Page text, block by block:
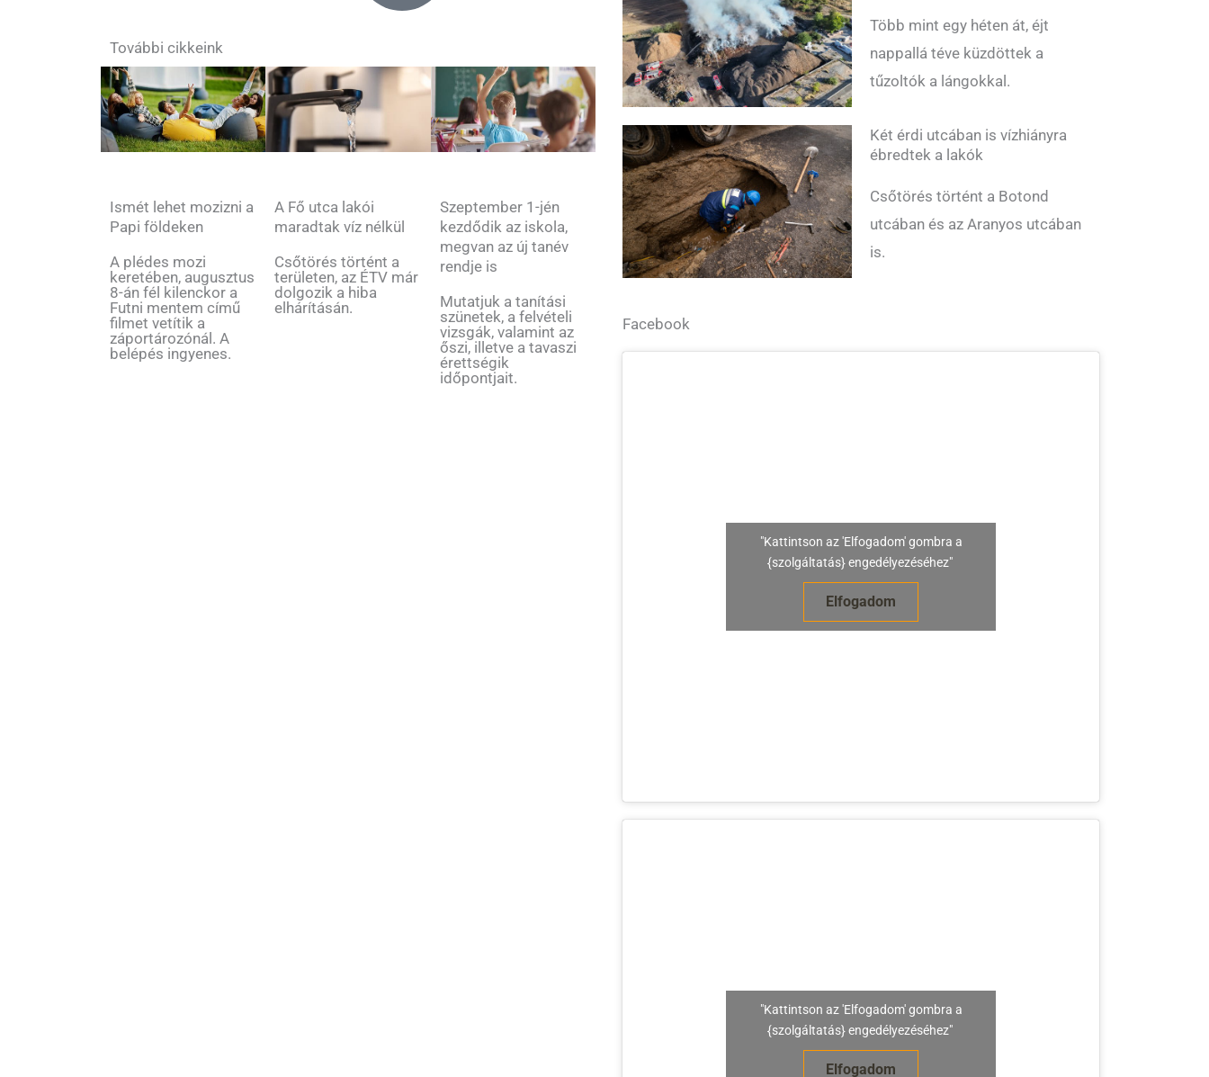
További cikkeink
Ismét lehet mozizni a
Papi földeken
A plédes mozi
keretében, augusztus
8-án fél kilenckor a
Futni mentem című
filmet vetítik a
záportározónál. A
belépés ingyenes.
A Fő utca lakói
maradtak víz nélkül
Csőtörés történt a
területen, az ÉTV már
dolgozik a hiba
elhárításán.
Szeptember 1-jén
kezdődik az iskola,
megvan az új tanév
rendje is
Mutatjuk a tanítási
szünetek, a felvételi
vizsgák, valamint az
őszi, illetve a tavaszi
érettségik
időpontjait.
Több mint egy héten át, éjt
nappallá téve küzdöttek a
tűzoltók a lángokkal.
Két érdi utcában is vízhiányra
ébredtek a lakók
Csőtörés történt a Botond
utcában és az Aranyos utcában
is.
Facebook
"Kattintson az 'Elfogadom' gombra a
{szolgáltatás} engedélyezéséhez"
Elfogadom
"Kattintson az 'Elfogadom' gombra a
{szolgáltatás} engedélyezéséhez"
Elfogadom